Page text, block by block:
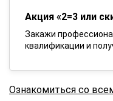
Акция «2=3 или
Закажи
квалификации и
Ознакомиться со